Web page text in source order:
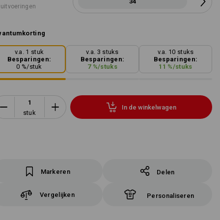
v.a. 1 stuk
Besparingen:
0 %/stuk
v.a. 3 stuks
Besparingen:
7%/stuks
v.a. 10 stuks
Besparingen:
11 %/stuks
stuk
In de winkelwagen
Markeren Delen
Vergelijken Personaliseren